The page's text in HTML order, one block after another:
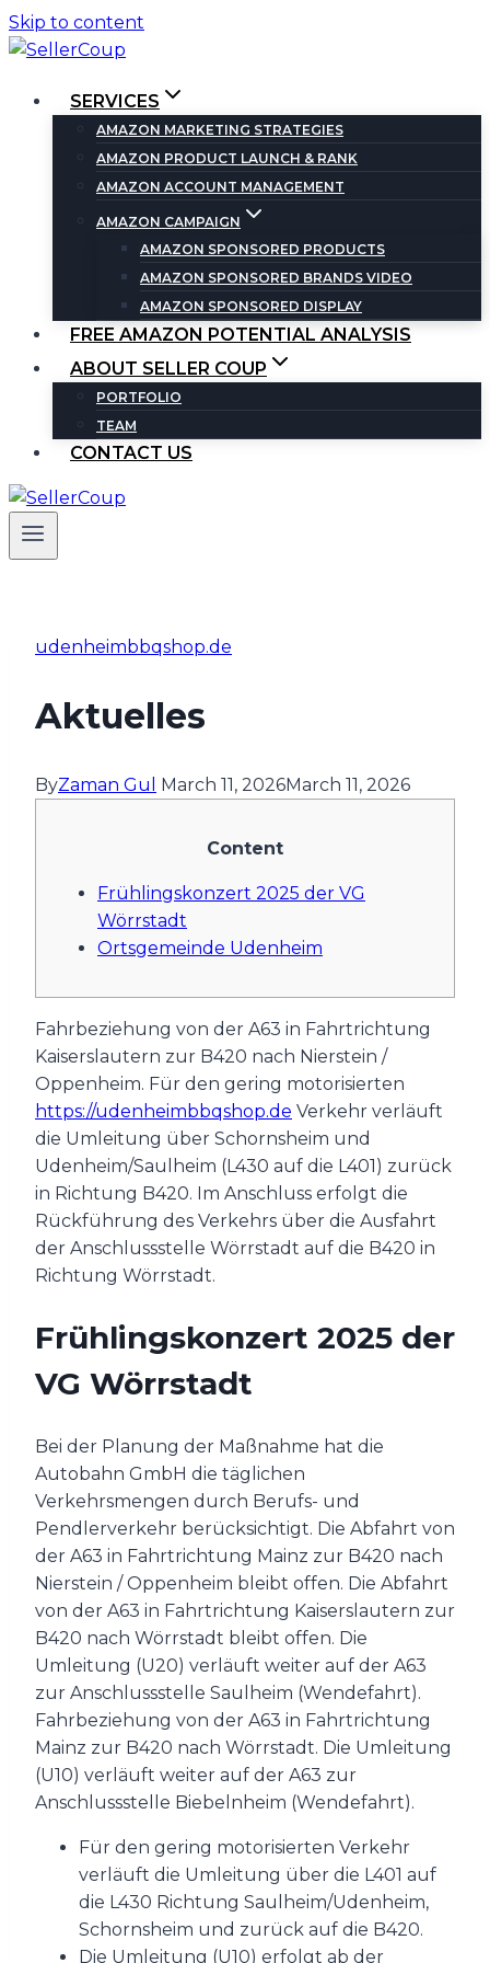
Skip to content
SERVICES
AMAZON MARKETING STRATEGIES
AMAZON PRODUCT LAUNCH & RANK
AMAZON ACCOUNT MANAGEMENT
AMAZON CAMPAIGN
AMAZON SPONSORED PRODUCTS
AMAZON SPONSORED BRANDS VIDEO
AMAZON SPONSORED DISPLAY
FREE AMAZON POTENTIAL ANALYSIS
ABOUT SELLER COUP
PORTFOLIO
TEAM
CONTACT US
udenheimbbqshop.de
Aktuelles
ByZaman Gul March 11, 2026March 11, 2026
Content
Frühlingskonzert 2025 der VG
Wörrstadt
Ortsgemeinde Udenheim
Fahrbeziehung von der A63 in Fahrtrichtung
Kaiserslautern zur B420 nach Nierstein /
Oppenheim. Für den gering motorisierten
https://udenheimbbqshop.de Verkehr verläuft
die Umleitung über Schornsheim und
Udenheim/Saulheim (L430 auf die L401) zurück
in Richtung B420. Im Anschluss erfolgt die
Rückführung des Verkehrs über die Ausfahrt
der Anschlussstelle Wörrstadt auf die B420 in
Richtung Wörrstadt.
Frühlingskonzert 2025 der
VG Wörrstadt
Bei der Planung der Maßnahme hat die
Autobahn GmbH die täglichen
Verkehrsmengen durch Berufs- und
Pendlerverkehr berücksichtigt. Die Abfahrt von
der A63 in Fahrtrichtung Mainz zur B420 nach
Nierstein / Oppenheim bleibt offen. Die Abfahrt
von der A63 in Fahrtrichtung Kaiserslautern zur
B420 nach Wörrstadt bleibt offen. Die
Umleitung (U20) verläuft weiter auf der A63
zur Anschlussstelle Saulheim (Wendefahrt).
Fahrbeziehung von der A63 in Fahrtrichtung
Mainz zur B420 nach Wörrstadt. Die Umleitung
(U10) verläuft weiter auf der A63 zur
Anschlussstelle Biebelnheim (Wendefahrt).
Für den gering motorisierten Verkehr
verläuft die Umleitung über die L401 auf
die L430 Richtung Saulheim/Udenheim,
Schornsheim und zurück auf die B420.
Die Umleitung (U10) erfolgt ab der